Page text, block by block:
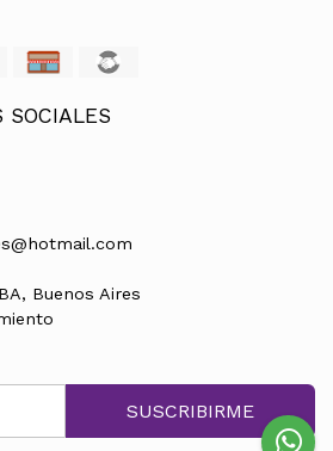
SOCIALES
Buenos Aires
SUSCRIBIRME